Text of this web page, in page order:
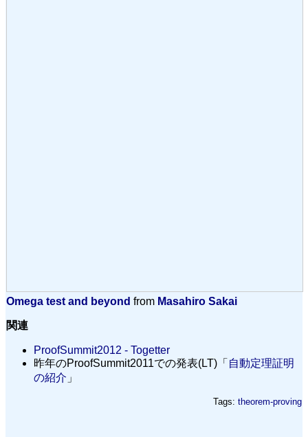
Omega test and beyond from Masahiro Sakai
関連
ProofSummit2012 - Togetter
昨年のProofSummit2011での発表(LT)「 自動定理証明
の紹介 」
Tags: theorem-proving